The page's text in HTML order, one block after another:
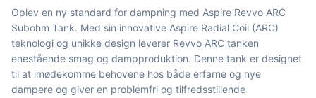
Oplev en ny standard for dampning med Aspire Revvo ARC
Subohm Tank. Med sin innovative Aspire Radial Coil (ARC)
teknologi og unikke design leverer Revvo ARC tanken
enestående smag og dampproduktion. Denne tank er designet
til at imødekomme behovene hos både erfarne og nye
dampere og giver en problemfri og tilfredsstillende